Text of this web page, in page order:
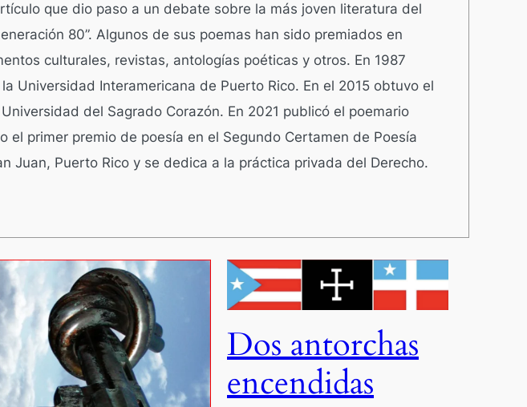
que dio paso a un debate sobre la más joven literatura del
80”. Algunos de sus poemas han sido premiados en
culturales, revistas, antologías poéticas y otros. En 1987
Universidad Interamericana de Puerto Rico. En el 2015 obtuvo el
del Sagrado Corazón. En 2021 publicó el poemario
el primer premio de poesía en el Segundo Certamen de Poesía
Juan, Puerto Rico y se dedica a la práctica privada del Derecho.
Dos antorchas
encendidas